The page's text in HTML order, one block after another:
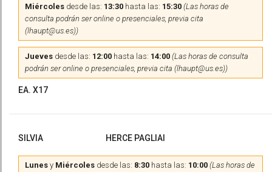
Miércoles desde las: 13:30 hasta las: 15:30 (Las horas de
consulta podrán ser online o presenciales, previa cita
(lhaupt@us.es))
Jueves desde las: 12:00 hasta las: 14:00 (Las horas de consulta
podrán ser online o presenciales, previa cita (lhaupt@us.es))
EA. X17
SILVIA HERCE PAGLIAI
Lunes y Miércoles desde las: 8:30 hasta las: 10:00 (Las horas de